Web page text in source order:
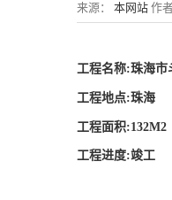
来源： 本网站 作
工程名称:珠海市
工程地点:珠海
工程面积:132M2
工程进度:竣工